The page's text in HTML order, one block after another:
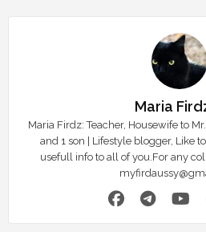
Maria
Maria Firdz: Teacher, Housewife to
and 1 son | Lifestyle blogger, Like
usefull info to all of you.For any